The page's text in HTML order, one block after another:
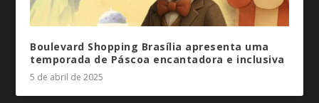
Boulevard Shopping Brasília apresenta uma
temporada de Páscoa encantadora e inclusiva
5 de abril de 2025